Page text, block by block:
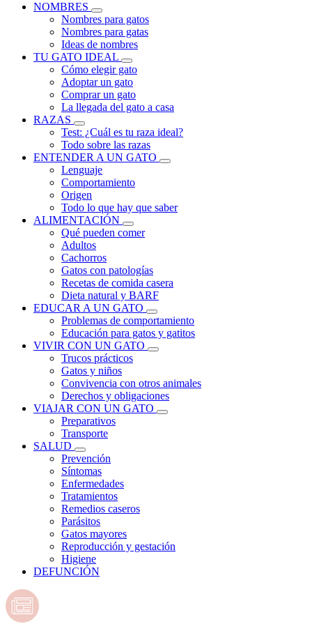
NOMBRES
Nombres para gatos
Nombres para gatas
Ideas de nombres
TU GATO IDEAL
Cómo elegir gato
Adoptar un gato
Comprar un gato
La llegada del gato a casa
RAZAS
Test: ¿Cuál es tu raza ideal?
Todo sobre las razas
ENTENDER A UN GATO
Lenguaje
Comportamiento
Origen
Todo lo que hay que saber
ALIMENTACIÓN
Qué pueden comer
Adultos
Cachorros
Gatos con patologías
Recetas de comida casera
Dieta natural y BARF
EDUCAR A UN GATO
Problemas de comportamiento
Educación para gatos y gatitos
VIVIR CON UN GATO
Trucos prácticos
Gatos y niños
Convivencia con otros animales
Derechos y obligaciones
VIAJAR CON UN GATO
Preparativos
Transporte
SALUD
Prevención
Síntomas
Enfermedades
Tratamientos
Remedios caseros
Parásitos
Gatos mayores
Reproducción y gestación
Higiene
DEFUNCIÓN